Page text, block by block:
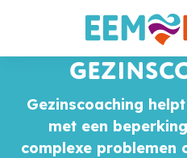
Gezinscoaching
met een
complexe problemen